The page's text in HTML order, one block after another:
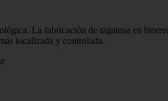
La fabricación de tagatosa en
localizada y controlada.